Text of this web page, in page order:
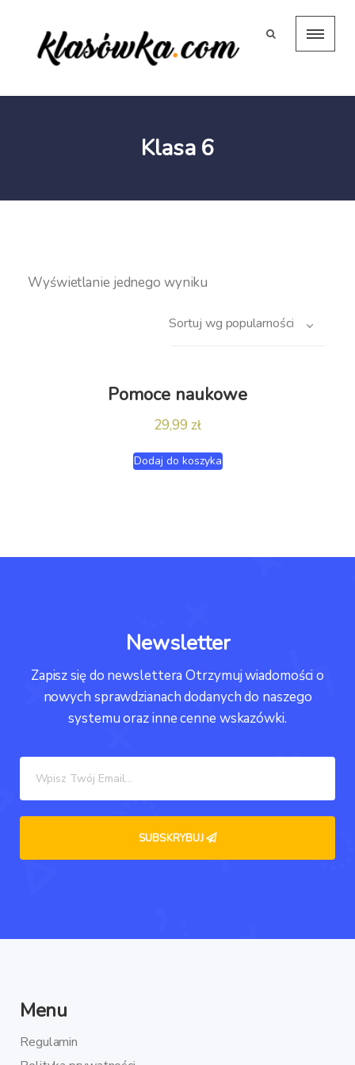
Klasa 6
Wyświetlanie jednego wyniku
Sortuj wg popularności
Pomoce naukowe
29,99 zł
Dodaj do koszyka
Newsletter
Zapisz się do newslettera Otrzymuj wiadomości o
nowych sprawdzianach dodanych do naszego
systemu oraz inne cenne wskazówki.
Menu
Regulamin